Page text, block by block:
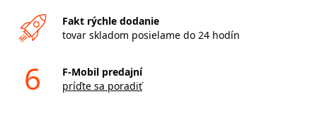
Fakt rýchle dodanie
tovar skladom posielame do 24 hodín
6
F-Mobil predajní
príďte sa poradiť